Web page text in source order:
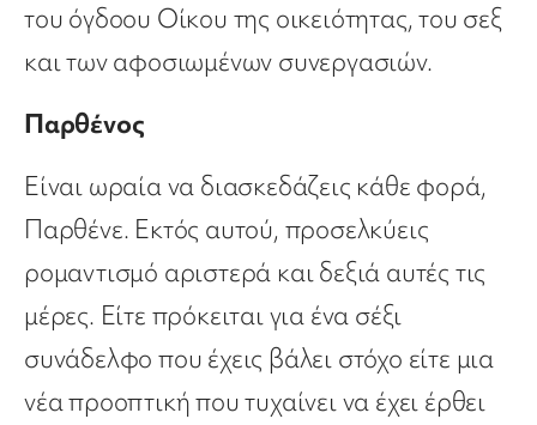
του όγδοου Οίκου της οικειότητας, του σεξ
και των αφοσιωμένων συνεργασιών.
Παρθένος
Είναι ωραία να διασκεδάζεις κάθε φορά,
Παρθένε. Εκτός αυτού, προσελκύεις
ρομαντισμό αριστερά και δεξιά αυτές τις
μέρες. Είτε πρόκειται για ένα σέξι
συνάδελφο που έχεις βάλει στόχο είτε μια
νέα προοπτική που τυχαίνει να έχει έρθει